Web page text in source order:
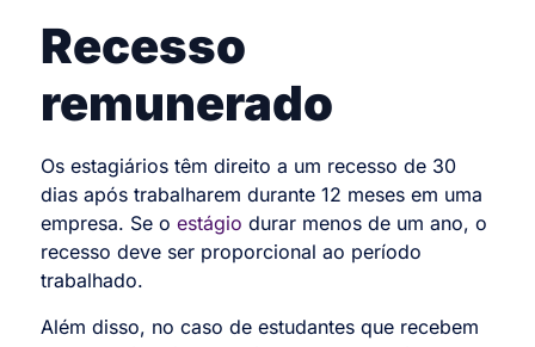
Recesso
remunerado
Os estagiários têm direito a um recesso de 30
dias após trabalharem durante 12 meses em uma
empresa. Se o estágio durar menos de um ano, o
recesso deve ser proporcional ao período
trabalhado.
Além disso, no caso de estudantes que recebem